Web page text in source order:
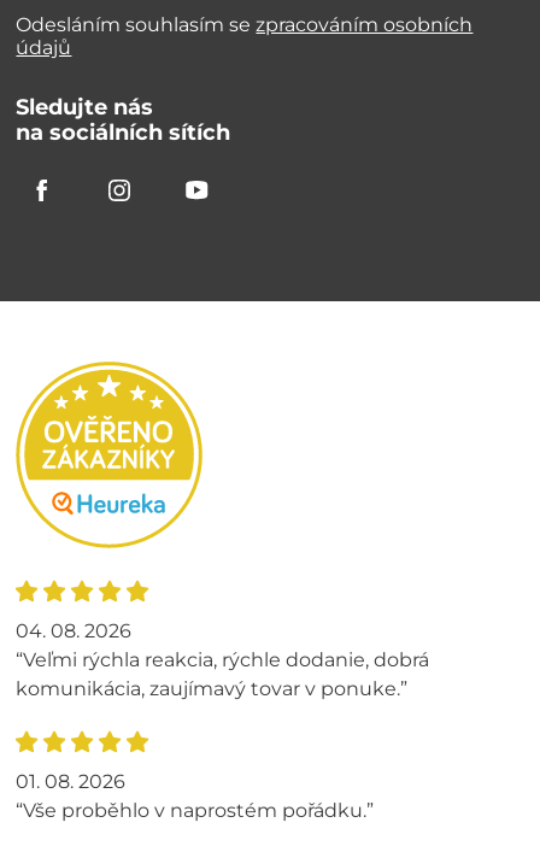
Odesláním souhlasím sezpracováním osobních
údajů
Sledujte nás
na sociálních sítích
04. 08. 2026
“Veľmi rýchla reakcia, rýchle dodanie, dobrá
komunikácia, zaujímavý tovar v ponuke.”
01. 08. 2026
“Vše proběhlo v naprostém pořádku.”